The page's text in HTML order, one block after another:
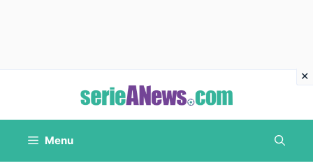
contenuto
Menu